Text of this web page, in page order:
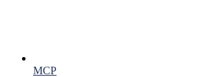
MCP